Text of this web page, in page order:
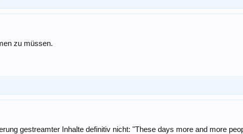
zu müssen.
gestreamter Inhalte definitiv nicht: "These days more and more